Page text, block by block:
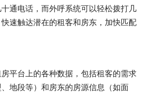
通电话，而外呼系统可以轻松拨打几
速触达潜在的租客和房东，加快匹配
平台上的各种数据，包括租客的需求
地段等）和房东的房源信息（如面